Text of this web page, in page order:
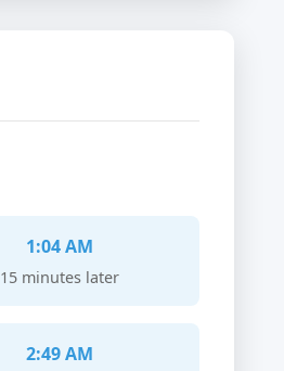
1:04 AM
15 minutes later
2:49 AM